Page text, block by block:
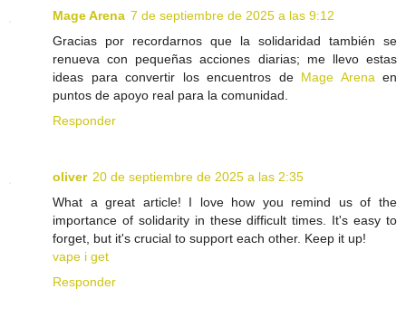
Mage Arena 7 de septiembre de 2025 a las 9:12
Gracias por recordarnos que la solidaridad también se
renueva con pequeñas acciones diarias; me llevo estas
ideas para convertir los encuentros de Mage Arena en
puntos de apoyo real para la comunidad.
Responder
oliver 20 de septiembre de 2025 a las 2:35
What a great article! I love how you remind us of the
importance of solidarity in these difficult times. It's easy to
forget, but it's crucial to support each other. Keep it up!
vape i get
Responder